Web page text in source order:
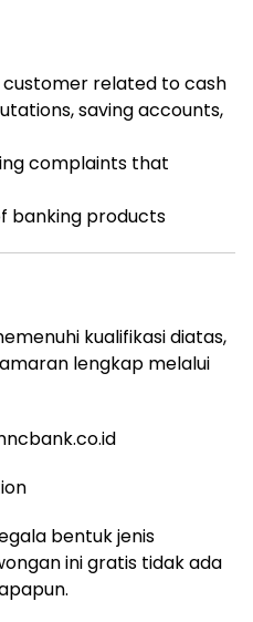
customer related to cash
saving accounts,
complaints that
banking products
kualifikasi diatas,
lengkap melalui
bentuk jenis
ini gratis tidak ada